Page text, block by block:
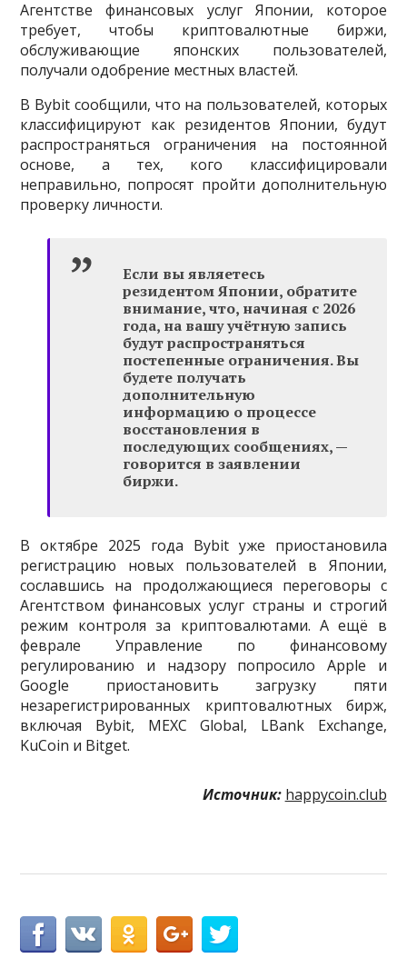
Агентстве финансовых услуг Японии, которое
требует, чтобы криптовалютные биржи,
обслуживающие японских пользователей,
получали одобрение местных властей.
В Bybit сообщили, что на пользователей, которых
классифицируют как резидентов Японии, будут
распространяться ограничения на постоянной
основе, а тех, кого классифицировали
неправильно, попросят пройти дополнительную
проверку личности.
Если вы являетесь
резидентом Японии, обратите
внимание, что, начиная с 2026
года, на вашу учётную запись
будут распространяться
постепенные ограничения. Вы
будете получать
дополнительную
информацию о процессе
восстановления в
последующих сообщениях, —
говорится в заявлении
биржи.
В октябре 2025 года Bybit уже приостановила
регистрацию новых пользователей в Японии,
сославшись на продолжающиеся переговоры с
Агентством финансовых услуг страны и строгий
режим контроля за криптовалютами. А ещё в
феврале Управление по финансовому
регулированию и надзору попросило Apple и
Google приостановить загрузку пяти
незарегистрированных криптовалютных бирж,
включая Bybit, MEXC Global, LBank Exchange,
KuCoin и Bitget.
Источник: happycoin.club